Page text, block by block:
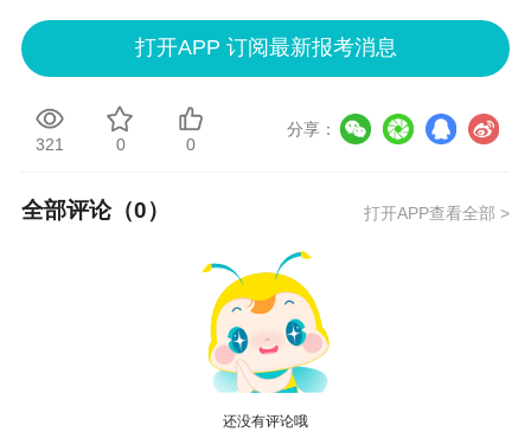
随机抽取一套试题进入正式考试模式；
准考证号码登录上机考试系统，确认考生信息无
考试系统则会随机抽取一套试题进入正式考试模
3、同一考场试卷题目一样，但题目顺序不同；同
一道题答案选项内容相同，但是顺序不一样，正
确答案通过计算机“自动派位”；
打开APP 订阅最新报考消息
321 0 0
分享：
全部评论（0） 打开APP查看全部 >
还没有评论哦